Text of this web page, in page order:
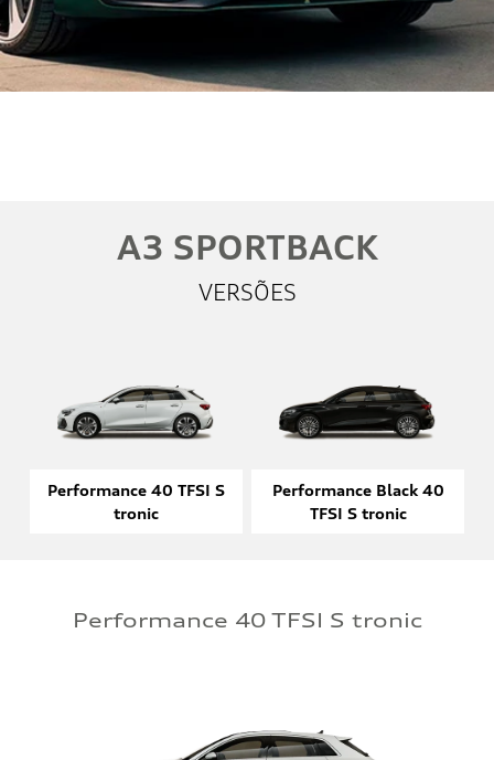
Whatsapp Telefone Email
Li e aceito a
e concordo em receber
comunicações da concessionária.
A3 SPORTBACK
VERSÕES
Performance 40 TFSI S
tronic
Performance Black 40
TFSI S tronic
Performance 40 TFSI S tronic